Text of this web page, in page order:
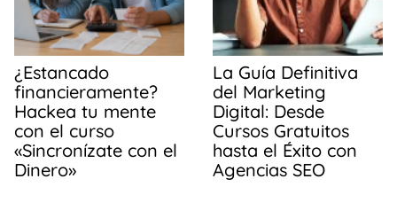
¿Estancado
financieramente?
Hackea tu mente
con el curso
«Sincronízate con el
Dinero»
La Guía Definitiva
del Marketing
Digital: Desde
Cursos Gratuitos
hasta el Éxito con
Agencias SEO